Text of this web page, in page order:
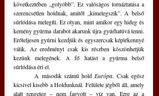
következtében „golyóbb”. Ez valóságos tornáztatása a
szerencsétlen holdnak, amitől „kimelegszik”. A belső
súrlódása melegíti. Ez olyan, mint amikor egy hideg és
kemény gyúrma darabot akarunk újra gyúrhatúvá tenni.
Erőteljesen gyúrni kezdjük és egyszercsak képlékennyé
válik. Az eredményt csak kis részben köszönhetjük
kezünk melegének. A fő hatást a gyúrma belső
súrlódása éri el.
	A második számú hold
Európa. Csak egész
kicsivel kisebb a Holdunknál. Felülete jégből áll, amely
alatt rengeteg – nem fagyott – víz van. Erre az a